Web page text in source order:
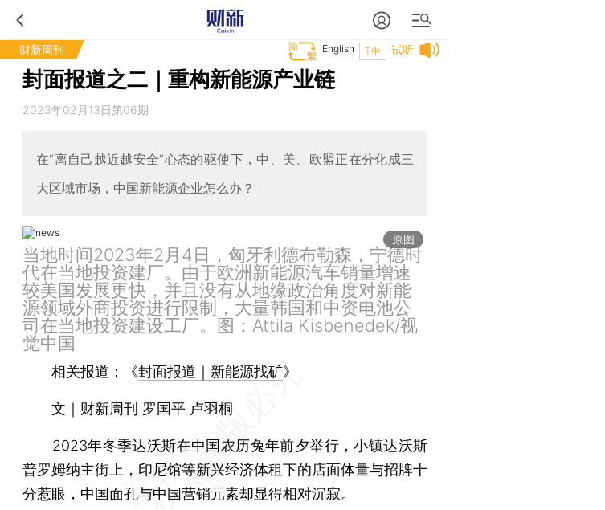
财新周刊 试听
T中
English
封面报道之二｜重构新能源产业链
2023年02月13日第06期
在“离自己越近越安全”心态的驱使下，中、美、欧盟正在分化成三
大区域市场，中国新能源企业怎么办？
原图
当地时间2023年2月4日，匈牙利德布勒森，宁德时
代在当地投资建厂。由于欧洲新能源汽车销量增速
较美国发展更快，并且没有从地缘政治角度对新能
源领域外商投资进行限制，大量韩国和中资电池公
司在当地投资建设工厂。图：Attila Kisbenedek/视
觉中国
相关报道：《封面报道｜新能源找矿》
文｜财新周刊 罗国平 卢羽桐
2023年冬季达沃斯在中国农历兔年前夕举行，小镇达沃斯
普罗姆纳主街上，印尼馆等新兴经济体租下的店面体量与招牌十
分惹眼，中国面孔与中国营销元素却显得相对沉寂。